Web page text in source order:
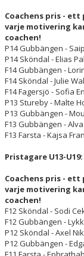
Coachens pris -
varje motivering
coachen!
P14 Gubbängen -
P14 Sköndal - Elias
F14 Gubbängen -
F14 Sköndal - Julie
F14 Fagersjö - Sofia
P13 Stureby - Malte
P13 Gubbängen -
F13 Gubbängen -
F13 Farsta - Kajsa
Pristagare U13-U19:
Coachens pris -
varje motivering
coachen!
F12 Sköndal - Sodi
F12 Gubbängen -
P12 Sköndal - Axel
P12 Gubbängen -